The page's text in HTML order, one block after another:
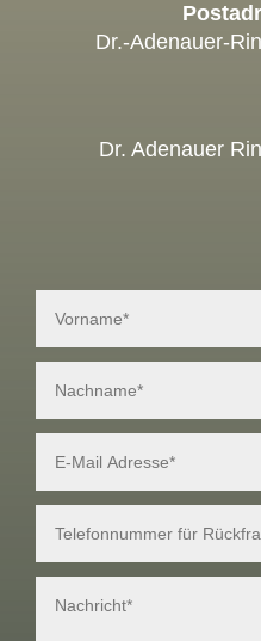
Dr.-Adenauer-
Dr. Adenauer